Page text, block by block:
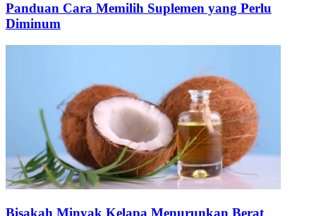
Panduan Cara Memilih Suplemen yang Perlu
Diminum
Bisakah Minyak Kelapa Menurunkan Berat